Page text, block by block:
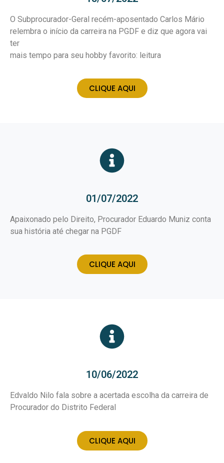
O Subprocurador-Geral recém-aposentado Carlos Mário
relembra o início da carreira na PGDF e diz que agora vai
ter
mais tempo para seu hobby favorito: leitura
CLIQUE AQUI
01/07/2022
Apaixonado pelo Direito, Procurador Eduardo Muniz conta
sua história até chegar na PGDF
CLIQUE AQUI
10/06/2022
Edvaldo Nilo fala sobre a acertada escolha da carreira de
Procurador do Distrito Federal
CLIQUE AQUI